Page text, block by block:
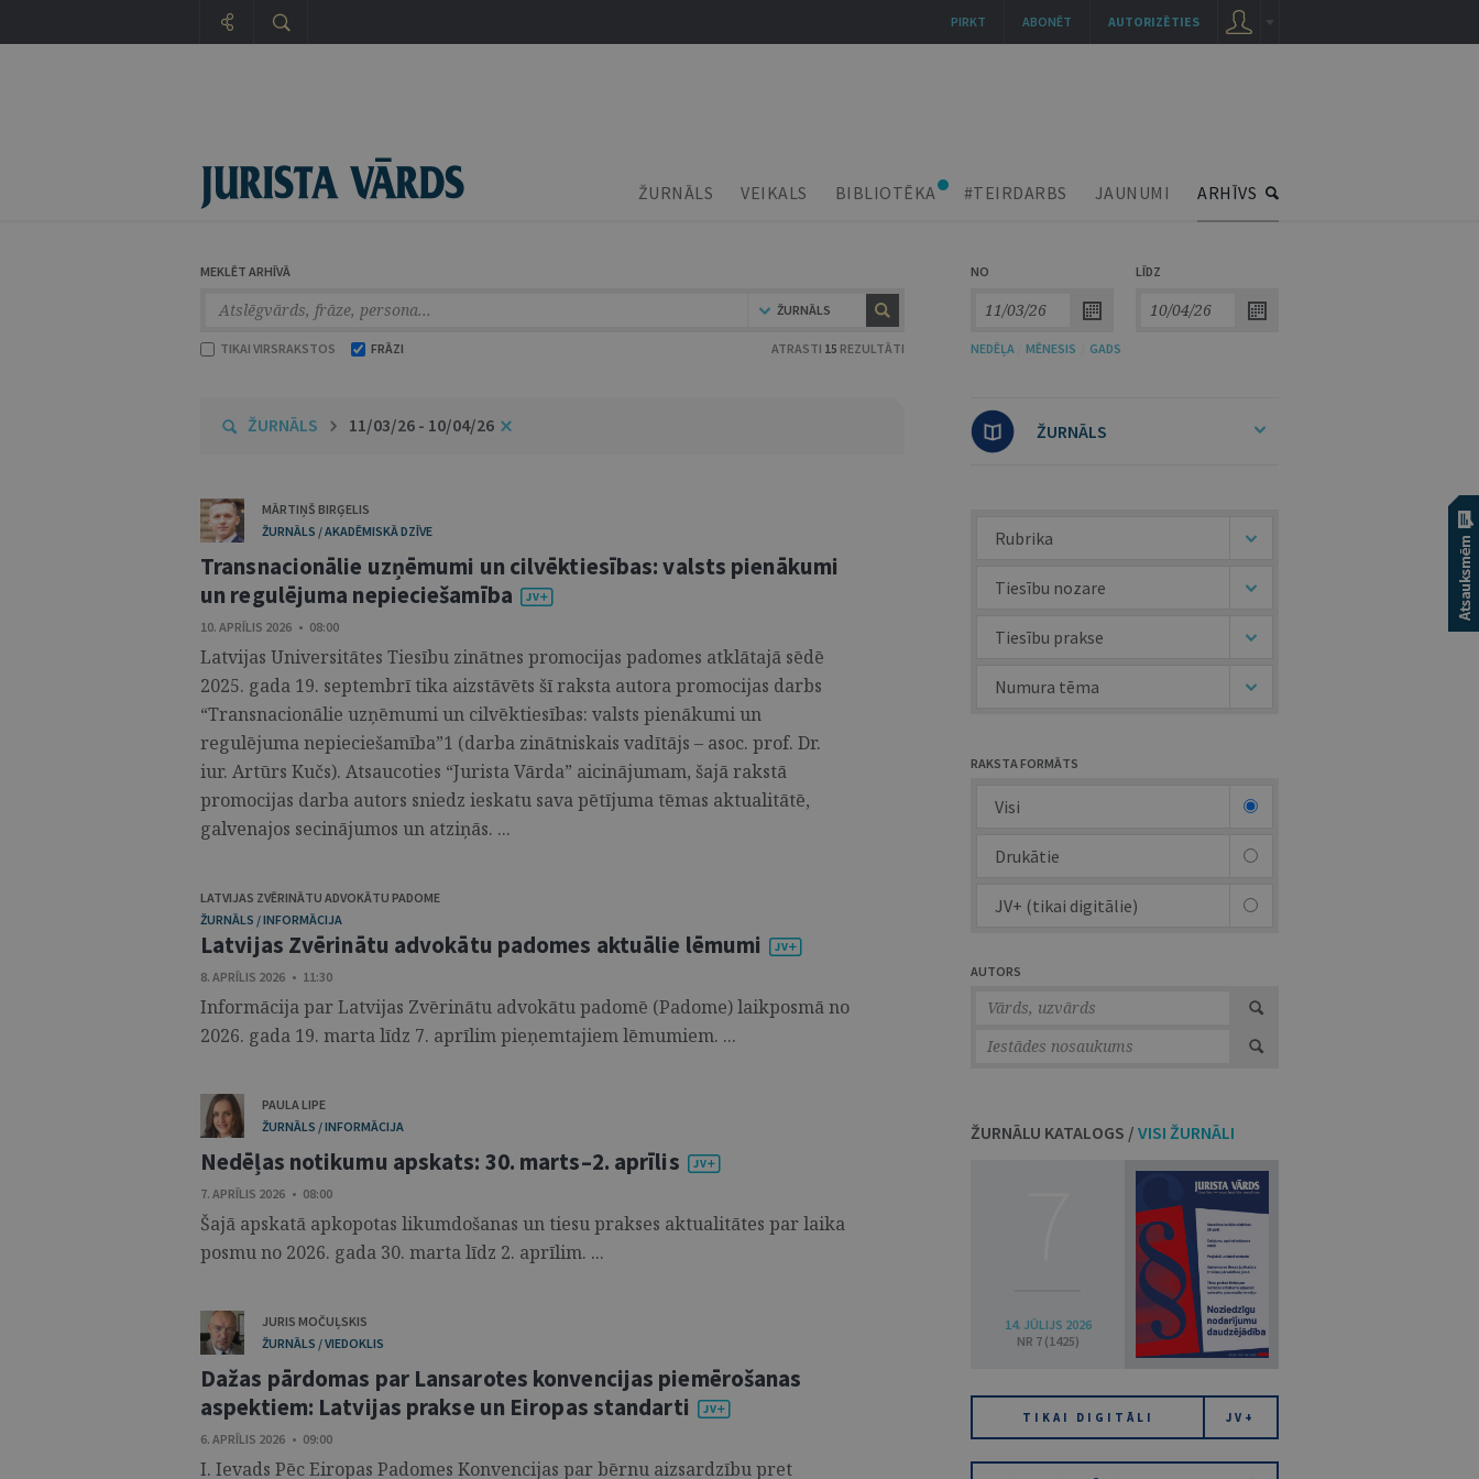
ŽURNĀLS VEIKALS BIBLIOTĒKA #TEIRDARBS JAUNUMI ARHĪVS
MEKLĒT ARHĪVĀ
ŽURNĀLS
TIKAI VIRSRAKSTOS FRĀZI ATRASTI 15 REZULTĀTI
NO LĪDZ
NEDĒĻA MĒNESIS GADS
ŽURNĀLS 11/03/26 - 10/04/26
MĀRTIŅŠ BIRĢELIS
ŽURNĀLS / AKADĒMISKĀ DZĪVE
Transnacionālie uzņēmumi un cilvēktiesības: valsts pienākumi
un regulējuma nepieciešamība
10. APRĪLIS 2026 • 08:00
Latvijas Universitātes Tiesību zinātnes promocijas padomes atklātajā sēdē
2025. gada 19. septembrī tika aizstāvēts šī raksta autora promocijas darbs
“Transnacionālie uzņēmumi un cilvēktiesības: valsts pienākumi un
regulējuma nepieciešamība”1 (darba zinātniskais vadītājs – asoc. prof. Dr.
iur. Artūrs Kučs). Atsaucoties “Jurista Vārda” aicinājumam, šajā rakstā
promocijas darba autors sniedz ieskatu sava pētījuma tēmas aktualitātē,
galvenajos secinājumos un atziņās. ...
LATVIJAS ZVĒRINĀTU ADVOKĀTU PADOME
ŽURNĀLS / INFORMĀCIJA
Latvijas Zvērinātu advokātu padomes aktuālie lēmumi
8. APRĪLIS 2026 • 11:30
Informācija par Latvijas Zvērinātu advokātu padomē (Padome) laikposmā no
2026. gada 19. marta līdz 7. aprīlim pieņemtajiem lēmumiem. ...
PAULA LIPE
ŽURNĀLS / INFORMĀCIJA
Nedēļas notikumu apskats: 30. marts–2. aprīlis
7. APRĪLIS 2026 • 08:00
Šajā apskatā apkopotas likumdošanas un tiesu prakses aktualitātes par laika
posmu no 2026. gada 30. marta līdz 2. aprīlim. ...
JURIS MOČUĻSKIS
ŽURNĀLS / VIEDOKLIS
Dažas pārdomas par Lansarotes konvencijas piemērošanas
aspektiem: Latvijas prakse un Eiropas standarti
6. APRĪLIS 2026 • 09:00
I. Ievads Pēc Eiropas Padomes Konvencijas par bērnu aizsardzību pret
ŽURNĀLS
Rubrika
Tiesību nozare
Tiesību prakse
Numura tēma
RAKSTA FORMĀTS
Visi
Drukātie
JV+ (tikai digitālie)
AUTORS
ŽURNĀLU KATALOGS / VISI ŽURNĀLI
14. JŪLIJS 2026
NR 7 (1425)
TIKAI DIGITĀLI JV+
AUTORIZĒTIES
ABONĒT
PIRKT